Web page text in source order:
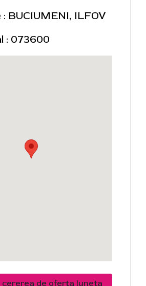
BUCIUMENI, ILFOV
: 073600
cererea de oferta luneta